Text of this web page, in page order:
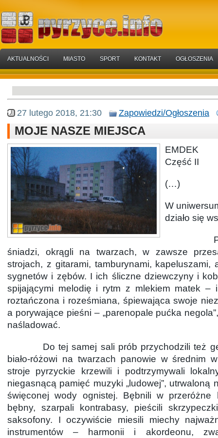
AKTUALNOŚCI MIASTO SPORT KONTAKT OGŁOSZENIA
27 lutego 2018, 21:30 Zapowiedzi/Ogłoszenia
MOJE NASZE MIEJSCA
EMDEK
Część II
(…)
W
działo się
śniadzi, okrągli na twarzach, w zawsze
strojach, z gitarami, tamburynami, kapeluszami,
sygnetów i zębów. I ich śliczne dziewczyny i
spijającymi melodię i rytm z mlekiem matek –
roztańczona i roześmiana, śpiewająca swoje
a porywające pieśni – „parenopale pućka
naśladować.
Do tej samej sali prób przychodzili też
biało-różowi na twarzach panowie w średnim
stroje pyrzyckie krzewili i podtrzymywali
niegasnącą pamięć muzyki „ludowej”, utrwaloną
święconej wody ognistej. Bębnili w przeróżne
bębny, szarpali kontrabasy, pieścili
saksofony. I oczywiście miesili miechy
instrumentów – harmonii i akordeonu,